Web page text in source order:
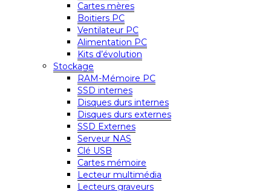
Cartes mères
Boitiers PC
Ventilateur PC
Alimentation PC
Kits d’évolution
Stockage
RAM-Mémoire PC
SSD internes
Disques durs internes
Disques durs externes
SSD Externes
Serveur NAS
Clé USB
Cartes mémoire
Lecteur multimédia
Lecteurs graveurs